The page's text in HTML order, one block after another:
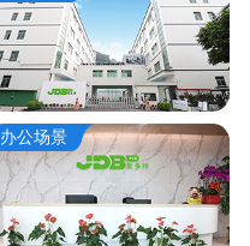
办公场景